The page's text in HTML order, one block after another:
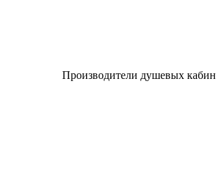
Производители душевых кабин